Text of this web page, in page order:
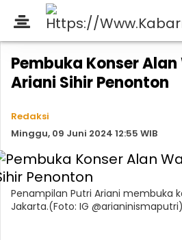
Pembuka Konser
Ariani Sihir Penonton
Redaksi
Minggu, 09 Juni 2024 12:55 WIB
Penampilan Putri Ariani membuka
Jakarta.(Foto: IG @arianinismaputri)